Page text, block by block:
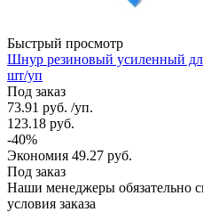
Быстрый просмотр
Шнур резиновый усиленный
шт/уп
Под заказ
73.91 руб. /уп.
123.18 руб.
-40%
Экономия 49.27 руб.
Под заказ
Наши менеджеры обязательно
условия заказа